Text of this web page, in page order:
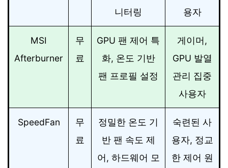
니터링
용자
MSI
Afterburner
무
료
GPU 팬 제어 특
화, 온도 기반
팬 프로필 설정
게이머,
GPU 발열
관리 집중
사용자
SpeedFan
무
료
정밀한 온도 기
반 팬 속도 제
어, 하드웨어 모
숙련된 사
용자, 정교
한 제어 원